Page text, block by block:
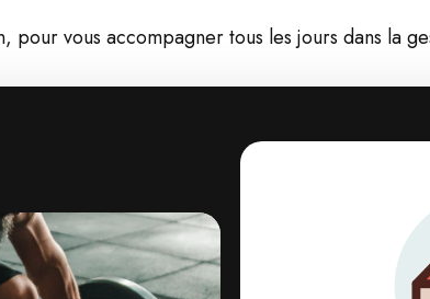
pour vous accompagner tous les jours dans la